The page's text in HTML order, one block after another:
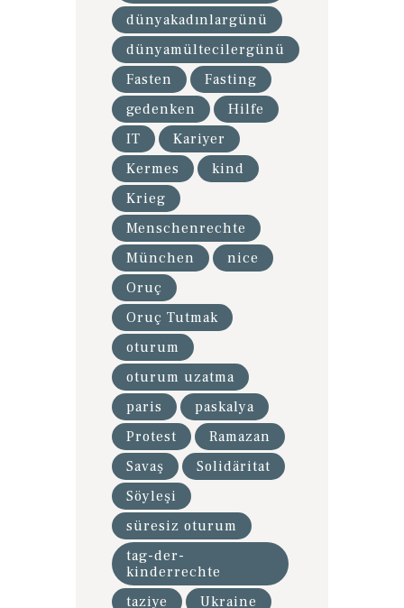
dünyakadınlargünü
dünyamültecilergünü
Fasten
Fasting
gedenken
Hilfe
IT
Kariyer
Kermes
kind
Krieg
Menschenrechte
München
nice
Oruç
Oruç Tutmak
oturum
oturum uzatma
paris
paskalya
Protest
Ramazan
Savaş
Solidäritat
Söyleşi
süresiz oturum
tag-der-
kinderrechte
taziye
Ukraine